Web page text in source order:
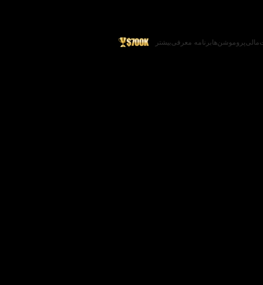
مالیپروموشن‌هابرنامه معرفیبیشتر